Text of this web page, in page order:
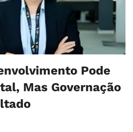
Pode
Mas Governação